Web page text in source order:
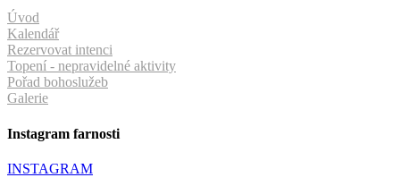
Úvod
Kalendář
Rezervovat intenci
Topení - nepravidelné aktivity
Pořad bohoslužeb
Galerie
Instagram farnosti
INSTAGRAM